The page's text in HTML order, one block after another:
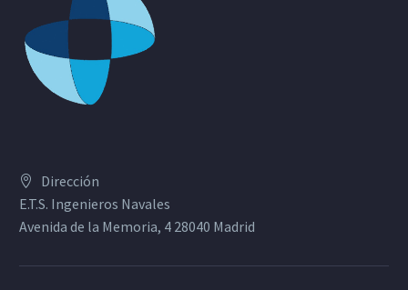
Dirección
E.T.S. Ingenieros Navales
Avenida de la Memoria, 4 28040 Madrid